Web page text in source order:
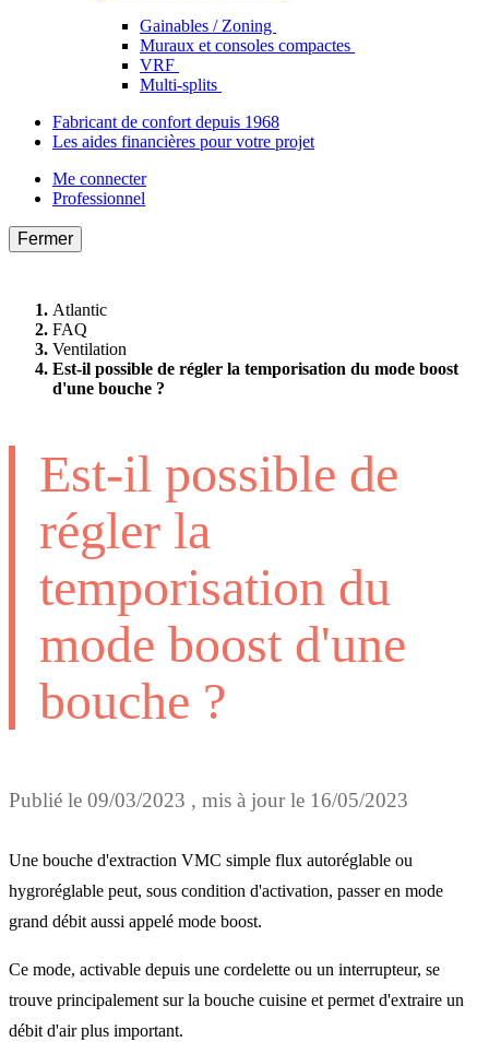
Gainables / Zoning
Muraux et consoles compactes
VRF
Multi-splits
Fabricant de confort depuis 1968
Les aides financières pour votre projet
Me connecter
Professionnel
Fermer
Atlantic
FAQ
Ventilation
Est-il possible de régler la temporisation du mode boost
d'une bouche ?
Est-il possible de
régler la
temporisation du
mode boost d'une
bouche ?
Publié le 09/03/2023 , mis à jour le 16/05/2023
Une bouche d'extraction VMC simple flux autoréglable ou
hygroréglable peut, sous condition d'activation, passer en mode
grand débit aussi appelé mode boost.
Ce mode, activable depuis une cordelette ou un interrupteur, se
trouve principalement sur la bouche cuisine et permet d'extraire un
débit d'air plus important.